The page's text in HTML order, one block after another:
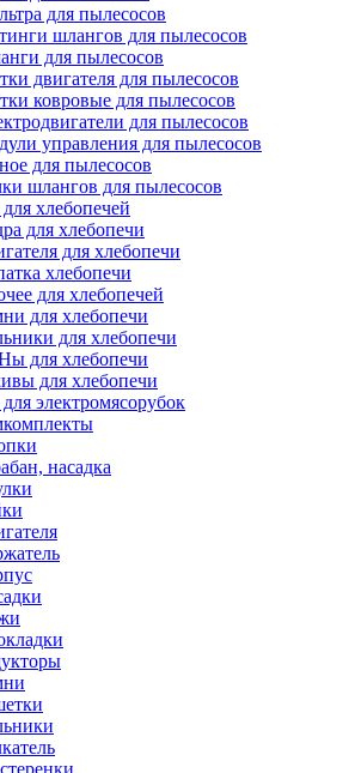
для пылесосов
шлангов для пылесосов
для пылесосов
двигателя для пылесосов
ковровые для пылесосов
для пылесосов
управления для пылесосов
для пылесосов
шлангов для пылесосов
хлебопечей
для хлебопечи
для хлебопечи
хлебопечи
для хлебопечей
для хлебопечи
для хлебопечи
для хлебопечи
для хлебопечи
электромясорубок
насадка